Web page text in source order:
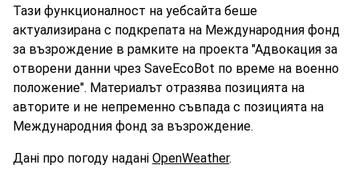
Тази функционалност на уебсайта беше
актуализирана с подкрепата на Международния фонд
за възрождение в рамките на проекта "Адвокация за
отворени данни чрез SaveEcoBot по време на военно
положение". Материалът отразява позицията на
авторите и не непременно съвпада с позицията на
Международния фонд за възрождение.
Дані про погоду надані OpenWeather.